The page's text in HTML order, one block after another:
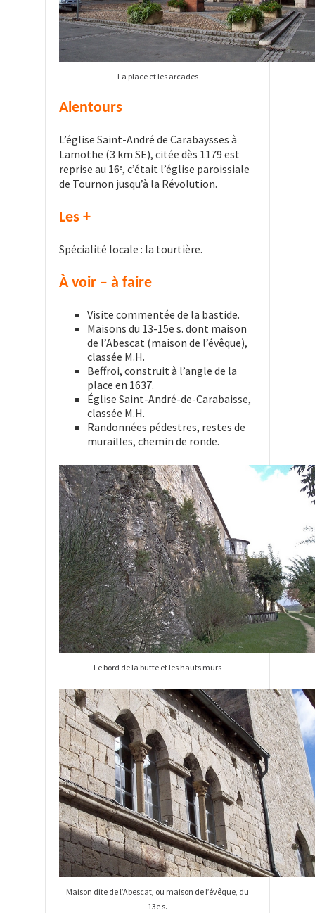
La place et les arcades
Alentours
L’église Saint-André de Carabaysses à
Lamothe (3 km SE), citée dès 1179 est
reprise au 16e, c’était l’église paroissiale
de Tournon jusqu’à la Révolution.
Les +
Spécialité locale : la tourtière.
À voir – à faire
Visite commentée de la bastide.
Maisons du 13-15e s. dont maison
de l’Abescat (maison de l’évêque),
classée M.H.
Beffroi, construit à l’angle de la
place en 1637.
Église Saint-André-de-Carabaisse,
classée M.H.
Randonnées pédestres, restes de
murailles, chemin de ronde.
Le bord de la butte et les hauts murs
Maison dite de l’Abescat, ou maison de l’évêque, du
13e s.